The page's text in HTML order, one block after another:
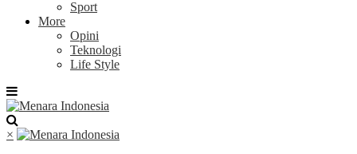
Sport
More
Opini
Teknologi
Life Style
×